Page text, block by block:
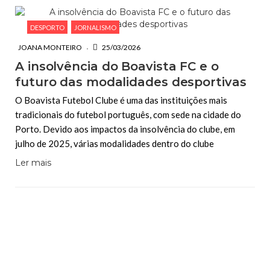
DESPORTO JORNALISMO
JOANA MONTEIRO 25/03/2026
A insolvência do Boavista FC e o
futuro das modalidades desportivas
O Boavista Futebol Clube é uma das instituições mais
tradicionais do futebol português, com sede na cidade do
Porto. Devido aos impactos da insolvência do clube, em
julho de 2025, várias modalidades dentro do clube
Ler mais